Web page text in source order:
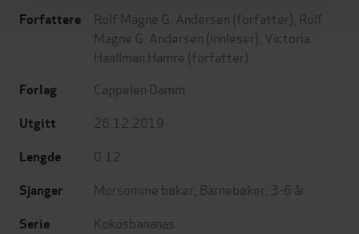
Forfattere Rolf Magne G. Andersen (forfatter), Rolf
Magne G. Andersen (innleser), Victoria
Haallman Hamre (forfatter)
Forlag Cappelen Damm
Utgitt 26.12.2019
Lengde 0:12
Sjanger Morsomme bøker Barnebøker 3-6 år
Serie Kokosbananas